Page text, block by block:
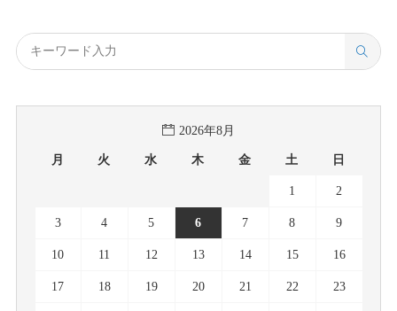
2026年8月
月 火 水 木 金 土 日
1 2
3 4 5 6 7 8 9
10 11 12 13 14 15 16
17 18 19 20 21 22 23